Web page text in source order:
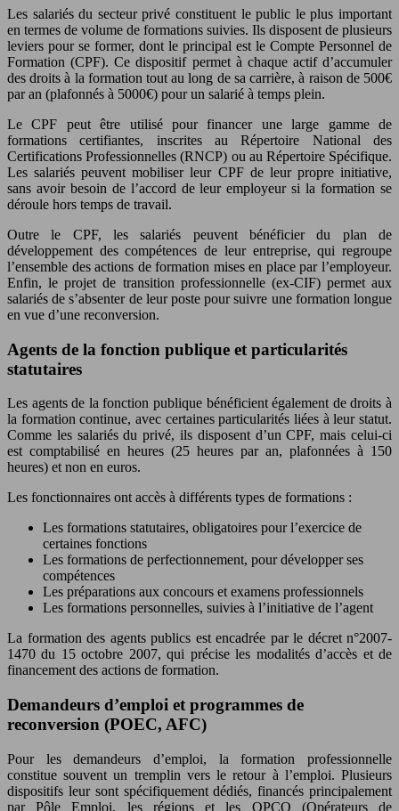
Les salariés du secteur privé constituent le public le plus important
en termes de volume de formations suivies. Ils disposent de plusieurs
leviers pour se former, dont le principal est le Compte Personnel de
Formation (CPF). Ce dispositif permet à chaque actif d’accumuler
des droits à la formation tout au long de sa carrière, à raison de 500€
par an (plafonnés à 5000€) pour un salarié à temps plein.
Le CPF peut être utilisé pour financer une large gamme de
formations certifiantes, inscrites au Répertoire National des
Certifications Professionnelles (RNCP) ou au Répertoire Spécifique.
Les salariés peuvent mobiliser leur CPF de leur propre initiative,
sans avoir besoin de l’accord de leur employeur si la formation se
déroule hors temps de travail.
Outre le CPF, les salariés peuvent bénéficier du plan de
développement des compétences de leur entreprise, qui regroupe
l’ensemble des actions de formation mises en place par l’employeur.
Enfin, le projet de transition professionnelle (ex-CIF) permet aux
salariés de s’absenter de leur poste pour suivre une formation longue
en vue d’une reconversion.
Agents de la fonction publique et particularités
statutaires
Les agents de la fonction publique bénéficient également de droits à
la formation continue, avec certaines particularités liées à leur statut.
Comme les salariés du privé, ils disposent d’un CPF, mais celui-ci
est comptabilisé en heures (25 heures par an, plafonnées à 150
heures) et non en euros.
Les fonctionnaires ont accès à différents types de formations :
Les formations statutaires, obligatoires pour l’exercice de
certaines fonctions
Les formations de perfectionnement, pour développer ses
compétences
Les préparations aux concours et examens professionnels
Les formations personnelles, suivies à l’initiative de l’agent
La formation des agents publics est encadrée par le décret n°2007-
1470 du 15 octobre 2007, qui précise les modalités d’accès et de
financement des actions de formation.
Demandeurs d’emploi et programmes de
reconversion (POEC, AFC)
Pour les demandeurs d’emploi, la formation professionnelle
constitue souvent un tremplin vers le retour à l’emploi. Plusieurs
dispositifs leur sont spécifiquement dédiés, financés principalement
par Pôle Emploi, les régions et les OPCO (Opérateurs de